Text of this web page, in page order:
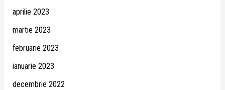
aprilie 2023
martie 2023
februarie 2023
ianuarie 2023
decembrie 2022